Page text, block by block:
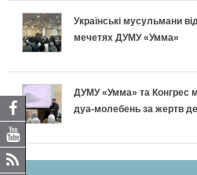
Українські мусульмани
мечетях ДУМУ «Умма»
ДУМУ «Умма» та Конгрес
дуа-молебень за жертв